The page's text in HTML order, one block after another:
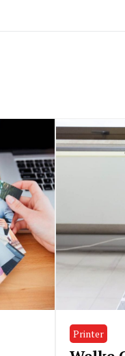
Printer